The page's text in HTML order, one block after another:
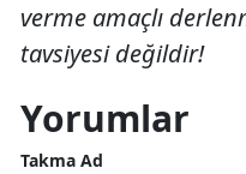
verme amaçlı
tavsiyesi değildir!
Yorumlar
Takma Ad